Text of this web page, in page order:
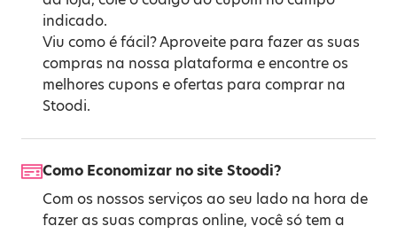
indicado.
Viu como é fácil? Aproveite para fazer as suas
compras na nossa plataforma e encontre os
melhores cupons e ofertas para comprar na
Stoodi.
Como Economizar no site Stoodi?
Com os nossos serviços ao seu lado na hora de
fazer as suas compras online, você só tem a